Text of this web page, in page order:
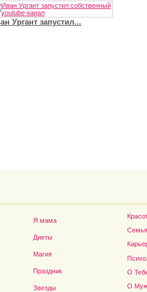
Ургант запустил...
Я мама
Диеты
Магия
Праздник
Звезды
О
О